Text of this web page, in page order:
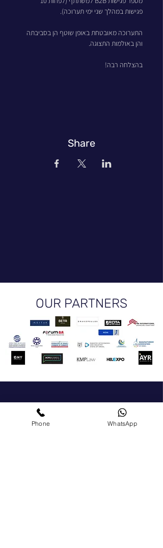
פגישות במהלך שני ימי תערוכה).
התערוכה מאובטחת באופן שוטף הן בסביבתה
והן באולמות התצוגה.
בהצלחה רבה!
Share
OUR PARTNERS
Get In Touch
Phone WhatsApp